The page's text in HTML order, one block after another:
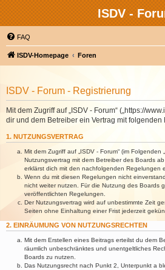
ISDV -
FAQ
ISDV-Homepage Foren
ISDV - Forum - Registrierung
Mit dem Zugriff auf „ISDV - Forum“ („https://
dir und dem Betreiber ein Vertrag mit
1. NUTZUNGSVERTRAG
Mit dem Zugriff auf „ISDV - Forum“ (im Folgenden
Nutzungsvertrag mit dem Betreiber des Boards ab
erklärst dich mit den nachfolgenden Regelungen
Wenn du mit diesen Regelungen nicht
nicht weiter nutzen. Für die Nutzung des Boards
veröffentlichten Regelungen.
Der Nutzungsvertrag wird auf unbestimmte Zeit
Seiten ohne Einhaltung einer Frist jederzeit
2. EINRÄUMUNG VON NUTZUNGSRECHTEN
Mit dem Erstellen eines Beitrags erteilst du dem
räumlich unbeschränktes und unentgeltliches
Boards zu nutzen.
Das Nutzungsrecht nach Punkt 2, Unterpunkt a